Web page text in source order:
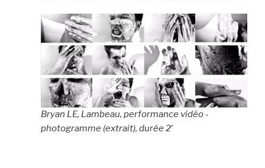
Bryan LE, Lambeau, performance vidéo -
photogramme (extrait), durée 2′